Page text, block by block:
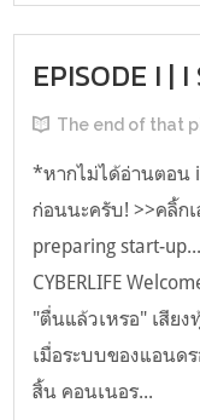
EPISODE I |
The end of that
*หากไม่ได้อ่านตอน
ก่อนนะครับ! >>คลิ้กเ
preparing start-
CYBERLIFE
"ตื่นแล้วเหรอ" เสีย
เมื่อระบบของแอนด
สิ้น คอนเนอร...